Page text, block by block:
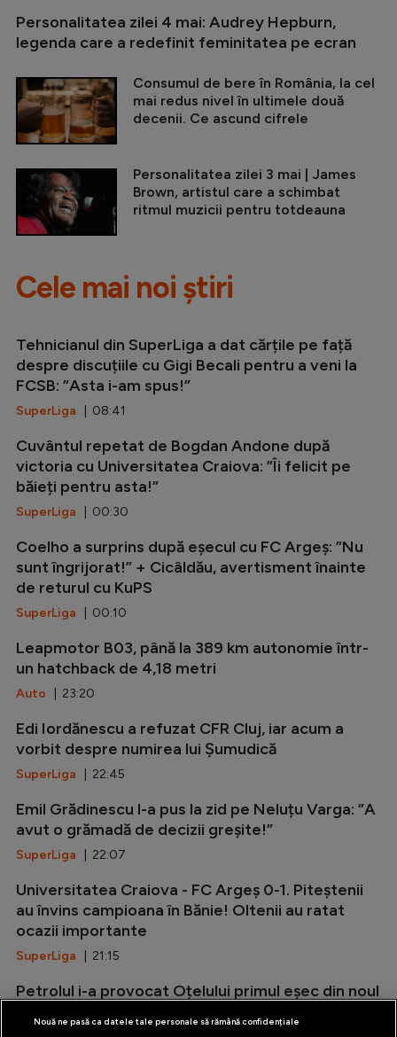
Personalitatea zilei 4 mai: Audrey Hepburn,
legenda care a redefinit feminitatea pe ecran
Consumul de bere în România, la cel
mai redus nivel în ultimele două
decenii. Ce ascund cifrele
Personalitatea zilei 3 mai | James
Brown, artistul care a schimbat
ritmul muzicii pentru totdeauna
Cele mai noi știri
Tehnicianul din SuperLiga a dat cărțile pe față
despre discuțiile cu Gigi Becali pentru a veni la
FCSB: ”Asta i-am spus!”
SuperLiga | 08:41
Cuvântul repetat de Bogdan Andone după
victoria cu Universitatea Craiova: ”Îi felicit pe
băieți pentru asta!”
SuperLiga | 00:30
Coelho a surprins după eșecul cu FC Argeș: ”Nu
sunt îngrijorat!” + Cicâldău, avertisment înainte
de returul cu KuPS
SuperLiga | 00:10
Leapmotor B03, până la 389 km autonomie într-
un hatchback de 4,18 metri
Auto | 23:20
Edi Iordănescu a refuzat CFR Cluj, iar acum a
vorbit despre numirea lui Șumudică
SuperLiga | 22:45
Emil Grădinescu l-a pus la zid pe Neluțu Varga: ”A
avut o grămadă de decizii greșite!”
SuperLiga | 22:07
Universitatea Craiova - FC Argeș 0-1. Piteștenii
au învins campioana în Bănie! Oltenii au ratat
ocazii importante
SuperLiga | 21:15
Petrolul i-a provocat Oțelului primul eșec din noul
Nouă ne pasă ca datele tale personale să rămână confidențiale